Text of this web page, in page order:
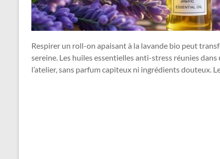
Respirer un roll-on apaisant à la lavande bio peut
sereine. Les huiles essentielles anti-stress réunies
l’atelier, sans parfum capiteux ni ingrédients douteux.